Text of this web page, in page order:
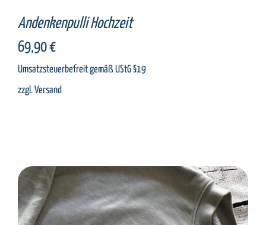
Andenkenpulli Hochzeit
69,90€
Umsatzsteuerbefreit gemäß UStG §19
zzgl.Versand